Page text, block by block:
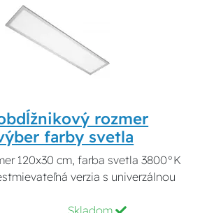
rozmer
farby svetla
120x30 cm, farba svetla 3800°K
verzia s univerzálnou